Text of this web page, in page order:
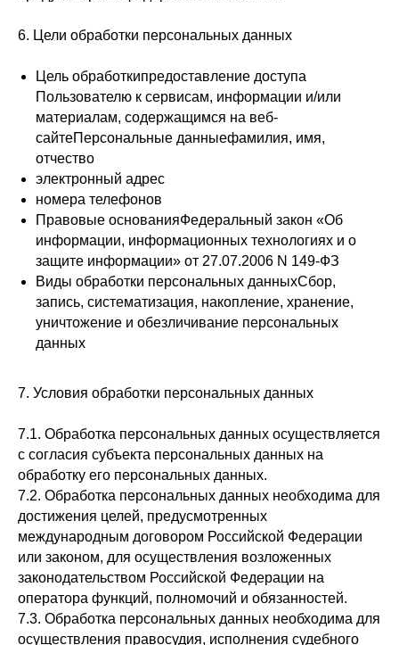
6. Цели обработки персональных данных
Цель обработкипредоставление доступа
Пользователю к сервисам, информации и/или
материалам, содержащимся на веб-
сайтеПерсональные данныефамилия, имя,
отчество
электронный адрес
номера телефонов
Правовые основанияФедеральный закон «Об
информации, информационных технологиях и о
защите информации» от 27.07.2006 N 149-ФЗ
Виды обработки персональных данныхСбор,
запись, систематизация, накопление, хранение,
уничтожение и обезличивание персональных
данных
7. Условия обработки персональных данных
7.1. Обработка персональных данных осуществляется
с согласия субъекта персональных данных на
обработку его персональных данных.
7.2. Обработка персональных данных необходима для
достижения целей, предусмотренных
международным договором Российской Федерации
или законом, для осуществления возложенных
законодательством Российской Федерации на
оператора функций, полномочий и обязанностей.
7.3. Обработка персональных данных необходима для
осуществления правосудия, исполнения судебного